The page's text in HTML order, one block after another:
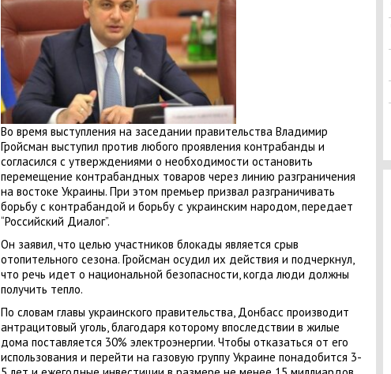
Во время выступления на заседании правительства Владимир
Гройсман выступил против любого проявления контрабанды и
согласился с утверждениями о необходимости остановить
перемещение контрабандных товаров через линию разграничения
на востоке Украины. При этом премьер призвал разграничивать
борьбу с контрабандой и борьбу с украинским народом, передает
“Российский Диалог”.
Он заявил, что целью участников блокады является срыв
отопительного сезона. Гройсман осудил их действия и подчеркнул,
что речь идет о национальной безопасности, когда люди должны
получить тепло.
По словам главы украинского правительства, Донбасс производит
антрацитовый уголь, благодаря которому впоследствии в жилые
дома поставляется 30% электроэнергии. Чтобы отказаться от его
использования и перейти на газовую группу Украине понадобится 3-